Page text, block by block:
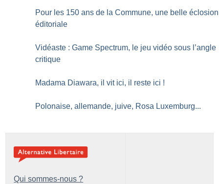
Pour les 150 ans de la Commune, une belle éclosion
éditoriale
Vidéaste : Game Spectrum, le jeu vidéo sous l’angle
critique
Madama Diawara, il vit ici, il reste ici !
Polonaise, allemande, juive, Rosa Luxemburg...
Qui sommes-nous ?